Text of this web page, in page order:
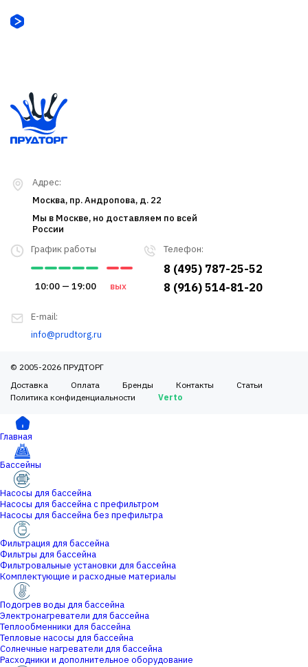
Телефон:
8 (495) 787-25-52
8 (916) 514-81-20
График работы
10:00 — 19:00 вых
E-mail:
info@prudtorg.ru
Адрес:
Москва, пр. Андропова, д. 22
Мы в Москве, но доставляем по всей
России
© 2005-2026 ПРУДТОРГ
Доставка
Оплата Бренды Контакты
Статьи
Политика конфиденциальности
Verto
Главная
Бассейны
Насосы для бассейна
Насосы для бассейна с префильтром
Насосы для бассейна без префильтра
Фильтрация для бассейна
Фильтры для бассейна
Фильтровальные установки для бассейна
Комплектующие и расходные материалы
Подогрев воды для бассейна
Электронагреватели для бассейна
Теплообменники для бассейна
Тепловые насосы для бассейна
Солнечные нагреватели для бассейна
Расходники и дополнительное оборудование